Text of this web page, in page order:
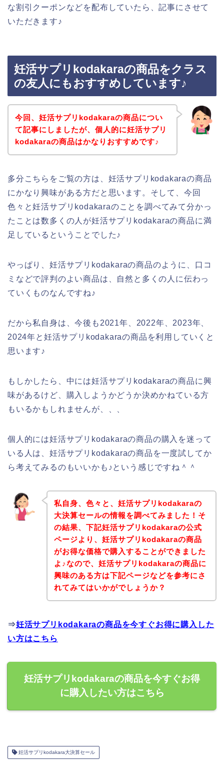
な割引クーポンなどを配布していたら、記事にさせて
いただきます♪
妊活サプリkodakaraの商品をクラス
の友人にもおすすめしています♪
今回、妊活サプリkodakaraの商品につい
て記事にしましたが、個人的に妊活サプリ
kodakaraの商品はかなりおすすめです♪
多分こちらをご覧の方は、妊活サプリkodakaraの商品
にかなり興味がある方だと思います。そして、今回
色々と妊活サプリkodakaraのことを調べてみて分かっ
たことは数多くの人が妊活サプリkodakaraの商品に満
足しているということでした♪
やっぱり、妊活サプリkodakaraの商品のように、口コ
ミなどで評判のよい商品は、自然と多くの人に伝わっ
ていくものなんですね♪
だから私自身は、今後も2021年、2022年、2023年、
2024年と妊活サプリkodakaraの商品を利用していくと
思います♪
もしかしたら、中には妊活サプリkodakaraの商品に興
味があるけど、購入しようかどうか決めかねている方
もいるかもしれませんが、、、
個人的には妊活サプリkodakaraの商品の購入を迷って
いる人は、妊活サプリkodakaraの商品を一度試してか
ら考えてみるのもいいかも♪という感じですね＾＾
私自身、色々と、妊活サプリkodakaraの
大決算セールの情報を調べてみました！そ
の結果、下記妊活サプリkodakaraの公式
ページより、妊活サプリkodakaraの商品
がお得な価格で購入することができました
よ♪なので、妊活サプリkodakaraの商品に
興味のある方は下記ページなどを参考にさ
れてみてはいかがでしょうか？
⇒妊活サプリkodakaraの商品を今すぐお得に購入した
い方はこちら
妊活サプリkodakaraの商品を今すぐお得
に購入したい方はこちら
妊活サプリkodakara大決算セール